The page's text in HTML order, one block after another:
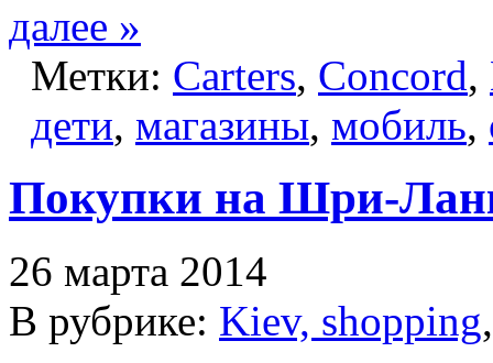
далее »
Метки: Carters, Concord,
дети, магазины, мобиль,
Покупки на Шри-
26 марта 2014
В рубрике: Kiev, shopping